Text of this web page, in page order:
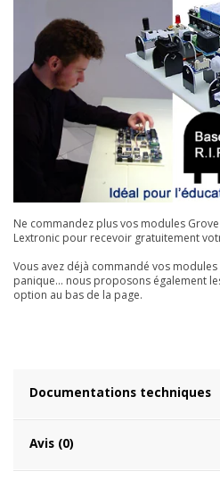
Ne commandez plus vos modules
Lextronic pour recevoir gratuitement
Vous avez déjà commandé vos modules
panique... nous proposons également
option au bas de la page.
Documentations techniques
Avis (0)